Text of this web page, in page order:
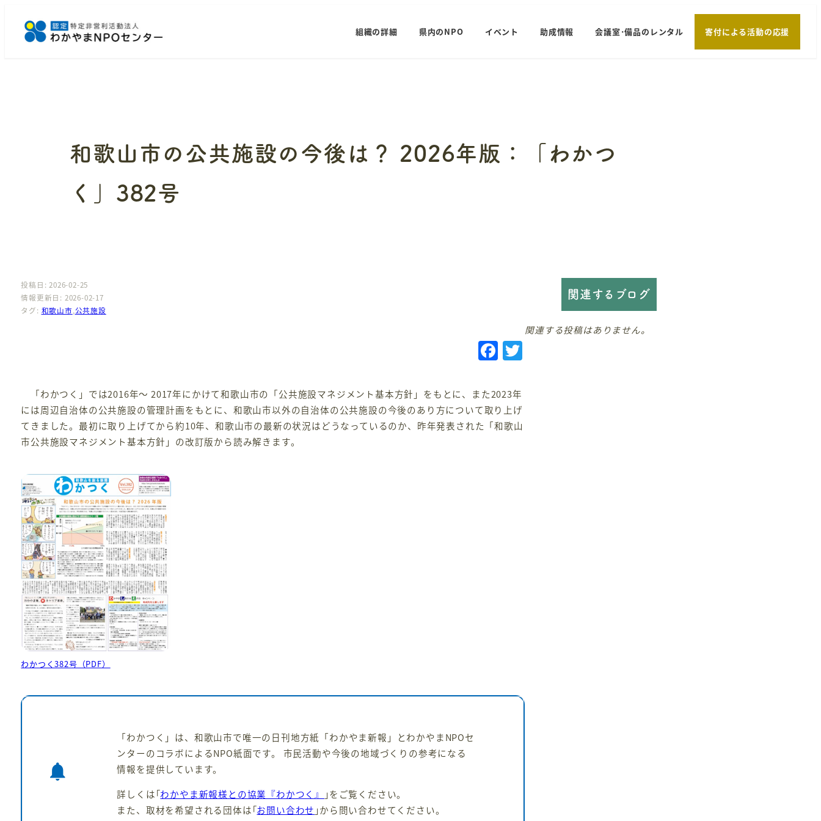
組織の詳細 県内のNPO イベント 助成情報 会議室･備品のレンタル 寄付による活動の応援
和歌山市の公共施設の今後は？ 2026年版：「わかつ
く」382号
投稿日: 2026-02-25
情報更新日: 2026-02-17
タグ: 和歌山市,公共施設
F
c
e
b
「わかつく」では2016年～ 2017年にかけて和歌山市の「公共施設マネジメント基本方針」をもとに、また2023年
には周辺自治体の公共施設の管理計画をもとに、和歌山市以外の自治体の公共施設の今後のあり方について取り上げ
てきました。最初に取り上げてから約10年、和歌山市の最新の状況はどうなっているのか、昨年発表された「和歌山
市公共施設マネジメント基本方針」の改訂版から読み解きます。
わかつく382号（PDF）
notifications
「わかつく」は、和歌山市で唯一の日刊地方紙「わかやま新報」とわかやまNPOセ
ンターのコラボによるNPO紙面です。 市民活動や今後の地域づくりの参考になる
情報を提供しています。
詳しくは｢わかやま新報様との協業『わかつく』
｣をご覧ください。
また、取材を希望される団体は｢お問い合わせ ｣から問い合わせてください。
関連するブログ
関連する投稿はありません。